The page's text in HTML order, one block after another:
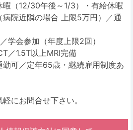
12/30午後～1/3）・有給休暇
近隣の場合 上限5万円）／通
学会参加（年度上限2回）
／1.5T以上MRI完備
可／定年65歳・継続雇用制度あ
にお問合せ下さい。